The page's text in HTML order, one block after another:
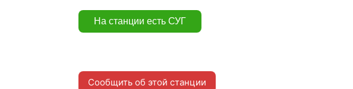
Сообщить об этой станции